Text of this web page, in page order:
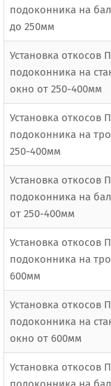
подоконника на
до 250мм
Установка откосов
подоконника на
окно от 250-400мм
Установка откосов
подоконника на
250-400мм
Установка откосов
подоконника на
от 250-400мм
Установка откосов
подоконника на
600мм
Установка откосов
подоконника на
окно от 600мм
Установка откосов